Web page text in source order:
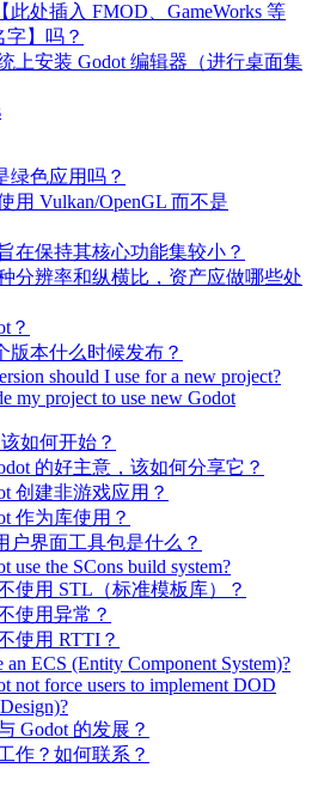
此处插入 FMOD、GameWorks 等
字】吗？
上安装 Godot 编辑器（进行桌面集
绿色应用吗？
用 Vulkan/OpenGL 而不是
在保持其核心功能集较小？
分辨率和纵横比，资产应做哪些处
？
版本什么时候发布？
should I use for a new project?
my project to use new Godot
如何开始？
的好主意，该如何分享它？
创建非游戏应用？
作为库使用？
户界面工具包是什么？
use the SCons build system?
使用 STL（标准模板库）？
使用异常？
使用 RTTI？
an ECS (Entity Component System)?
not force users to implement DOD
Godot 的发展？
作？如何联系？